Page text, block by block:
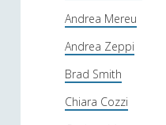
Andrea Mereu
Andrea Zeppi
Brad Smith
Chiara Cozzi